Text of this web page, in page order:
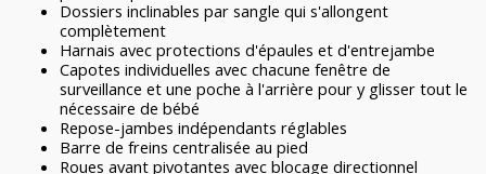
Dossiers inclinables par sangle qui s'allongent
complètement
Harnais avec protections d'épaules et d'entrejambe
Capotes individuelles avec chacune fenêtre de
surveillance et une poche à l'arrière pour y glisser tout le
nécessaire de bébé
Repose-jambes indépendants réglables
Barre de freins centralisée au pied
Roues avant pivotantes avec blocage directionnel